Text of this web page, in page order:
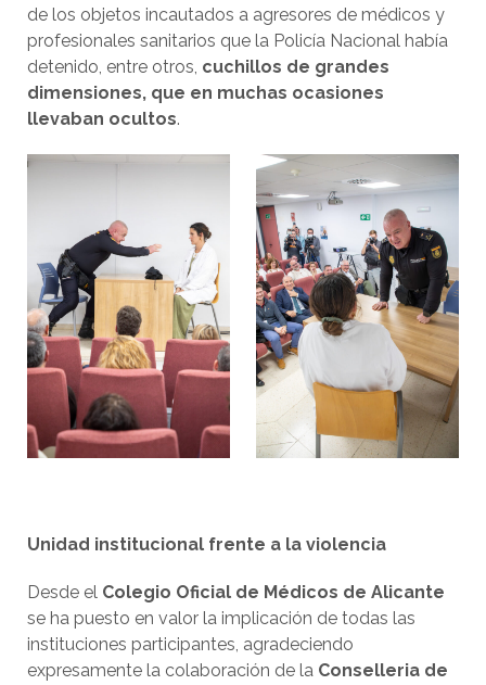
de los objetos incautados a agresores de médicos y
profesionales sanitarios que la Policía Nacional había
detenido, entre otros, cuchillos de grandes
dimensiones, que en muchas ocasiones
llevaban ocultos.
Unidad institucional frente a la violencia
Desde el Colegio Oficial de Médicos de Alicante
se ha puesto en valor la implicación de todas las
instituciones participantes, agradeciendo
expresamente la colaboración de la Conselleria de